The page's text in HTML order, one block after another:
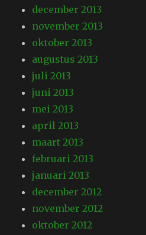
december 2013
november 2013
oktober 2013
augustus 2013
juli 2013
juni 2013
mei 2013
april 2013
maart 2013
februari 2013
januari 2013
december 2012
november 2012
oktober 2012